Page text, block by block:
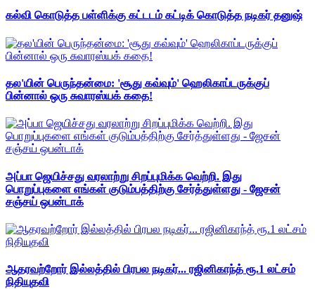
கல்வி கொடுத்த பள்ளிக்கு கட்டடம் கட்டிக் கொடுத்த நடிகர் தனுஷ்
தல'யின் பெருந்தன்மை: 'சூது கவ்வும்' ஹெலிகாப்டருக்குப்
பின்னால் ஒரு சுவாரஸ்யக் கதை!
அப்பா ஜெயிச்சது வரலாற்று சிறப்புமிக்க வெற்றி. இது
பொறுப்புகளை எங்கள் குடும்பத்திற்கு சேர்த்துள்ளது - ஜேசன்
சஞ்சய் ஒபன்டாக்
ஆதரவற்றோர் இல்லத்தில் பிரபல நடிகர்... ரஜினிகாந்த் ரூ.1 லட்சம்
நிதியுதவி